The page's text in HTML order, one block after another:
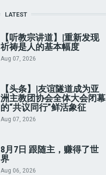
LATEST
【听教宗讲道】|重新发现
祈祷是人的基本幅度
Aug 07, 2026
【头条】|友谊隧道成为亚
洲主教团协会全体大会闭幕
的“共议同行”鲜活象征
Aug 07, 2026
8月7日 跟随主，赚得了世
界
Aug 06, 2026